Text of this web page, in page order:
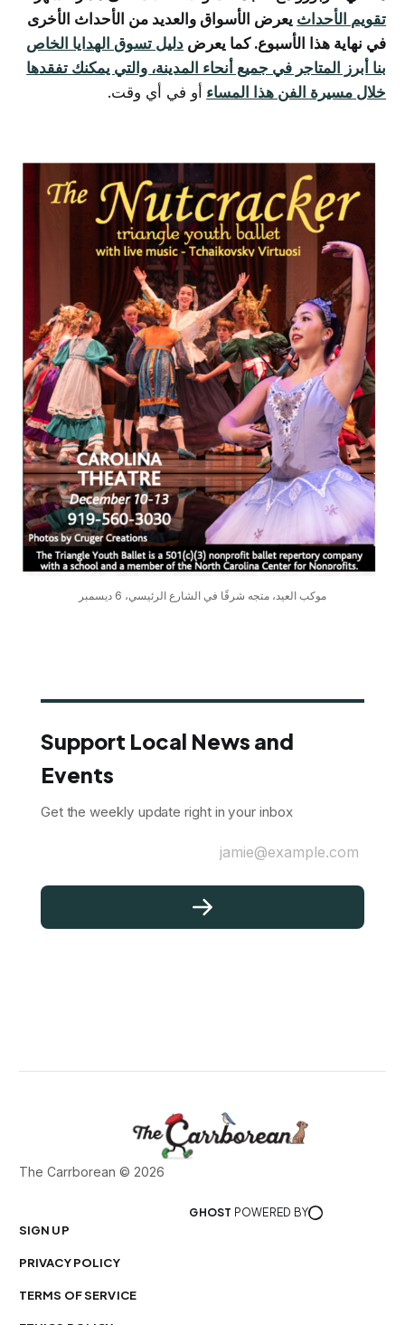
تقويم الأحداث يعرض الأسواق والعديد من الأحداث الأخرى
في نهاية هذا الأسبوع. كما يعرض دليل تسوق الهدايا الخاص
بنا أبرز المتاجر في جميع أنحاء المدينة، والتي يمكنك تفقدها
خلال مسيرة الفن هذا المساء أو في أي وقت.
موكب العيد، متجه شرقًا في الشارع الرئيسي، 6 ديسمبر
Support Local News and
Events
Get the weekly update right in your inbox
jamie@example.com
The Carrborean © 2026
POWERED BY
GHOST
SIGN UP
PRIVACY POLICY
TERMS OF SERVICE